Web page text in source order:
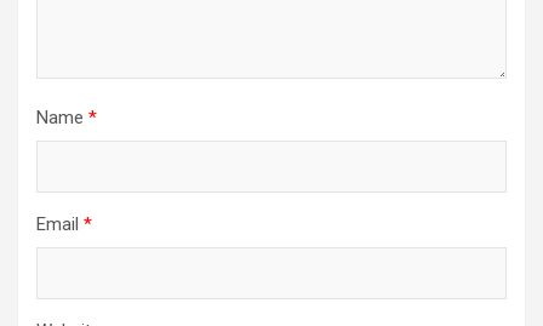
Name *
Email *